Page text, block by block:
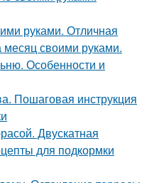
руками. Отличная
месяц своими руками.
Особенности и
Пошаговая инструкция
Двускатная
для подкормки